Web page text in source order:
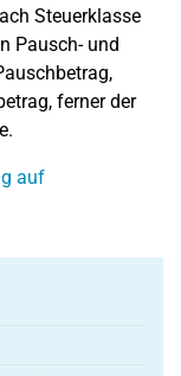
Steuerklasse
Pausch- und
ferner der
auf